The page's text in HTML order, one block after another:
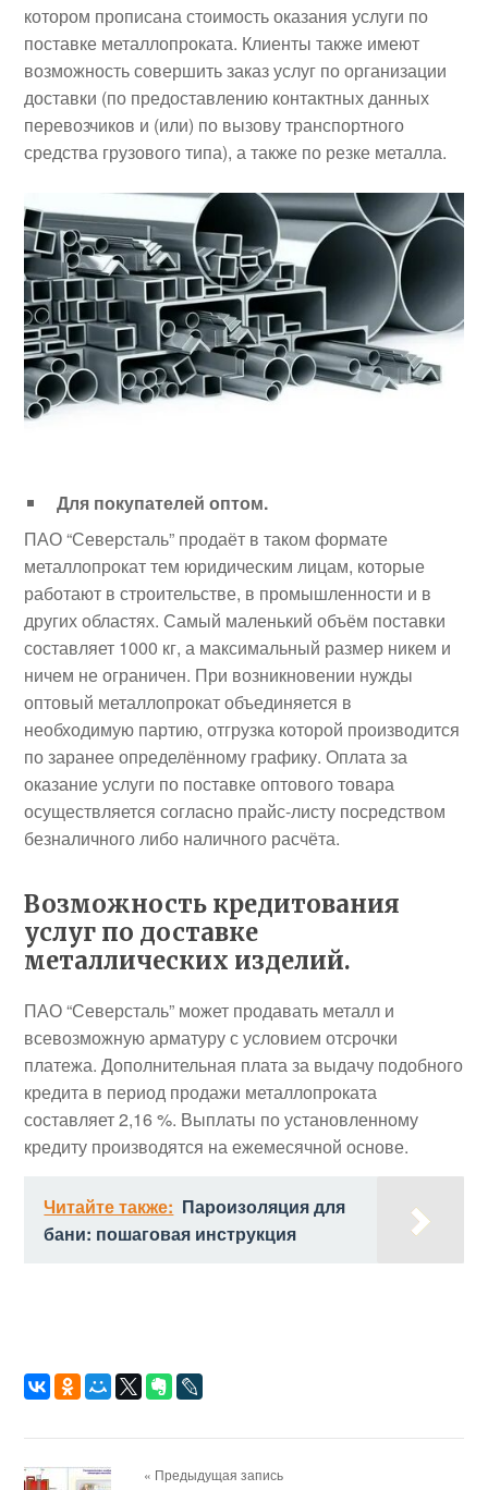
котором прописана стоимость оказания услуги по
поставке металлопроката. Клиенты также имеют
возможность совершить заказ услуг по организации
доставки (по предоставлению контактных данных
перевозчиков и (или) по вызову транспортного
средства грузового типа), а также по резке металла.
Для покупателей оптом.
ПАО “Северсталь” продаёт в таком формате
металлопрокат тем юридическим лицам, которые
работают в строительстве, в промышленности и в
других областях. Самый маленький объём поставки
составляет 1000 кг, а максимальный размер никем и
ничем не ограничен. При возникновении нужды
оптовый металлопрокат объединяется в
необходимую партию, отгрузка которой производится
по заранее определённому графику. Оплата за
оказание услуги по поставке оптового товара
осуществляется согласно прайс-листу посредством
безналичного либо наличного расчёта.
Возможность кредитования
услуг по доставке
металлических изделий.
ПАО “Северсталь” может продавать металл и
всевозможную арматуру с условием отсрочки
платежа. Дополнительная плата за выдачу подобного
кредита в период продажи металлопроката
составляет 2,16 %. Выплаты по установленному
кредиту производятся на ежемесячной основе.
Читайте также: Пароизоляция для
бани: пошаговая инструкция
« Предыдущая запись